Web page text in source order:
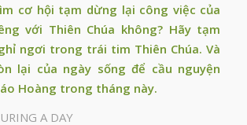
cơ hội tạm dừng lại công việc của
với Thiên Chúa không? Hãy tạm
ngơi trong trái tim Thiên Chúa. Và
lại của ngày sống để cầu nguyện
Hoàng trong tháng này.
A DAY